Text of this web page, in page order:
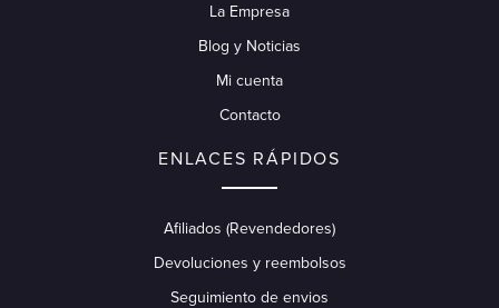
La Empresa
Blog y Noticias
Mi cuenta
Contacto
ENLACES RÁPIDOS
Afiliados (Revendedores)
Devoluciones y reembolsos
Seguimiento de envios